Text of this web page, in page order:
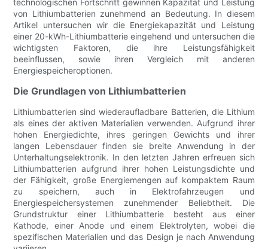
technologischen Fortschritt gewinnen Kapazität und Leistung
von Lithiumbatterien zunehmend an Bedeutung. In diesem
Artikel untersuchen wir die Energiekapazität und Leistung
einer 20-kWh-Lithiumbatterie eingehend und untersuchen die
wichtigsten Faktoren, die ihre Leistungsfähigkeit
beeinflussen, sowie ihren Vergleich mit anderen
Energiespeicheroptionen.
Die Grundlagen von Lithiumbatterien
Lithiumbatterien sind wiederaufladbare Batterien, die Lithium
als eines der aktiven Materialien verwenden. Aufgrund ihrer
hohen Energiedichte, ihres geringen Gewichts und ihrer
langen Lebensdauer finden sie breite Anwendung in der
Unterhaltungselektronik. In den letzten Jahren erfreuen sich
Lithiumbatterien aufgrund ihrer hohen Leistungsdichte und
der Fähigkeit, große Energiemengen auf kompaktem Raum
zu speichern, auch in Elektrofahrzeugen und
Energiespeichersystemen zunehmender Beliebtheit. Die
Grundstruktur einer Lithiumbatterie besteht aus einer
Kathode, einer Anode und einem Elektrolyten, wobei die
spezifischen Materialien und das Design je nach Anwendung